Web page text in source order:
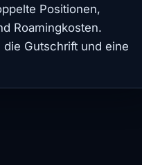
Positionen,
Roamingkosten.
Gutschrift und eine